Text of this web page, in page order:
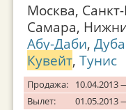
Москва,
Самара,
Абу-Даби,
Кувейт, Тунис
Продажа:
10.04.2013
Вылет:
01.05.2013